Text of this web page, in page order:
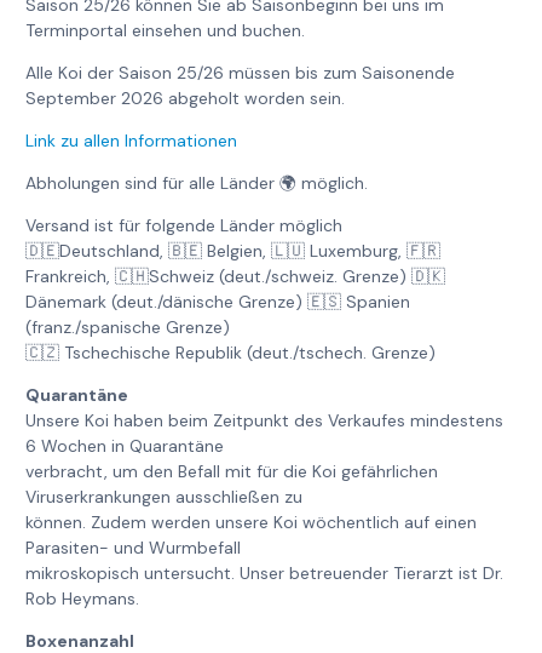
Saison 25/26 können Sie ab Saisonbeginn bei uns im
Terminportal einsehen und buchen.
Alle Koi der Saison 25/26 müssen bis zum Saisonende
September 2026 abgeholt worden sein.
Link zu allen Informationen
Abholungen sind für alle Länder 🌍 möglich.
Versand ist für folgende Länder möglich
🇩🇪Deutschland, 🇧🇪 Belgien, 🇱🇺 Luxemburg, 🇫🇷
Frankreich, 🇨🇭Schweiz (deut./schweiz. Grenze) 🇩🇰
Dänemark (deut./dänische Grenze) 🇪🇸 Spanien
(franz./spanische Grenze)
🇨🇿 Tschechische Republik (deut./tschech. Grenze)
Quarantäne
Unsere Koi haben beim Zeitpunkt des Verkaufes mindestens
6 Wochen in Quarantäne
verbracht, um den Befall mit für die Koi gefährlichen
Viruserkrankungen ausschließen zu
können. Zudem werden unsere Koi wöchentlich auf einen
Parasiten- und Wurmbefall
mikroskopisch untersucht. Unser betreuender Tierarzt ist Dr.
Rob Heymans.
Boxenanzahl